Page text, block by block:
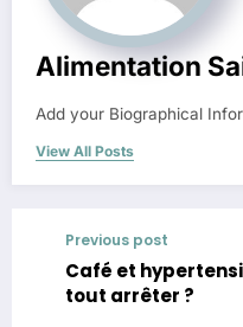
Alimentation
Add your Biographical
View All Posts
Previous post
Café et
tout arrêter ?